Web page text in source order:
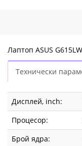
Лаптоп ASUS
Технически
Дисплей, inch:
Процесор:
Брой ядра: